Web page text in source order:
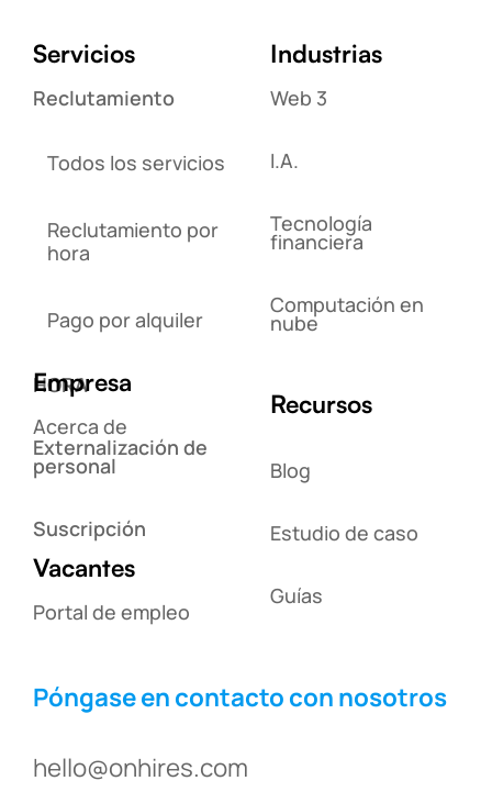
Servicios
Reclutamiento
Todos los servicios
Reclutamiento por
hora
Pago por alquiler
HORA
Externalización de
personal
Suscripción
Industrias
Web 3
I.A.
Tecnología
financiera
Computación en
nube
Empresa
Acerca de
Recursos
Blog
Estudio de caso
Guías
Vacantes
Portal de empleo
Póngase en contacto con nosotros
hello@onhires.com